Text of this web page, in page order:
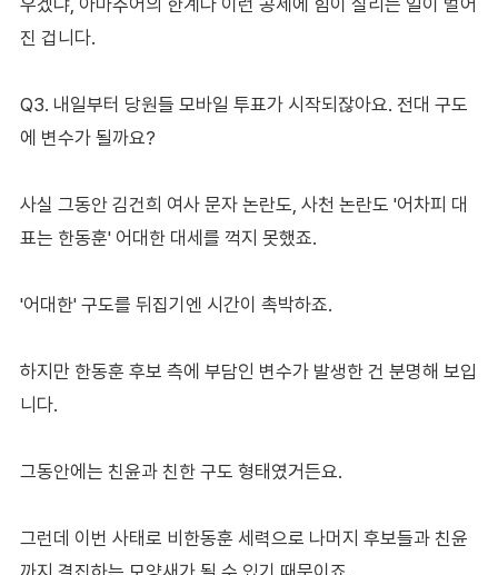
진 겁니다.
Q3. 내일부터 당원들 모바일 투표가 시작되잖아요. 전대 구도
에 변수가 될까요?
사실 그동안 김건희 여사 문자 논란도, 사천 논란도 '어차피 대
표는 한동훈' 어대한 대세를 꺽지 못했죠.
'어대한' 구도를 뒤집기엔 시간이 촉박하죠.
하지만 한동훈 후보 측에 부담인 변수가 발생한 건 분명해 보입
니다.
그동안에는 친윤과 친한 구도 형태였거든요.
그런데 이번 사태로 비한동훈 세력으로 나머지 후보들과 친윤